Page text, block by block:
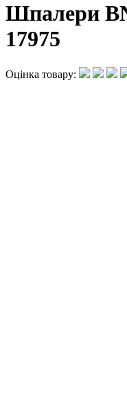
Шпалери
17975
Оцінка товару: